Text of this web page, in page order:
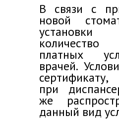
В связи с
новой
установки
платных
врачей.
сертификату,
при
же
данный вид